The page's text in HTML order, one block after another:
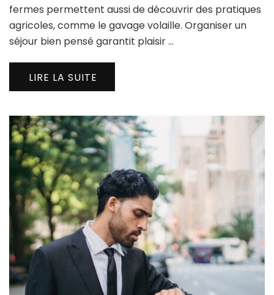
fermes permettent aussi de découvrir des pratiques
agricoles, comme le gavage volaille. Organiser un
séjour bien pensé garantit plaisir …
LIRE LA SUITE